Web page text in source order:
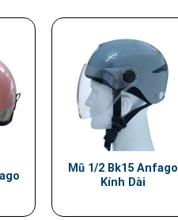
Mũ 1/2 Bk15 Anfago
Kính Dài